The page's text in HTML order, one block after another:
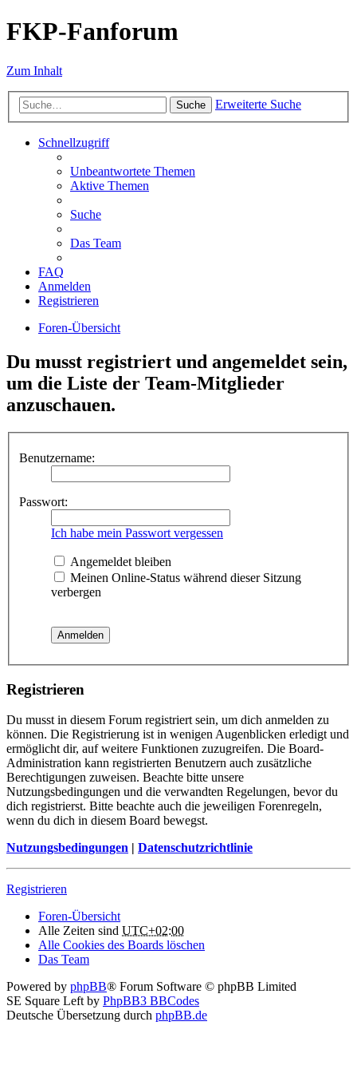
FKP-Fanforum
Zum Inhalt
Suche Erweiterte Suche
Schnellzugriff
Unbeantwortete Themen
Aktive Themen
Suche
Das Team
FAQ
Anmelden
Registrieren
Foren-Übersicht
Du musst registriert und angemeldet sein,
um die Liste der Team-Mitglieder
anzuschauen.
Benutzername:
Passwort:
Ich habe mein Passwort vergessen
Angemeldet bleiben
Meinen Online-Status während dieser Sitzung
verbergen
Registrieren
Du musst in diesem Forum registriert sein, um dich anmelden zu
können. Die Registrierung ist in wenigen Augenblicken erledigt und
ermöglicht dir, auf weitere Funktionen zuzugreifen. Die Board-
Administration kann registrierten Benutzern auch zusätzliche
Berechtigungen zuweisen. Beachte bitte unsere
Nutzungsbedingungen und die verwandten Regelungen, bevor du
dich registrierst. Bitte beachte auch die jeweiligen Forenregeln,
wenn du dich in diesem Board bewegst.
Nutzungsbedingungen | Datenschutzrichtlinie
Registrieren
Foren-Übersicht
Alle Zeiten sind UTC+02:00
Alle Cookies des Boards löschen
Das Team
Powered by phpBB® Forum Software © phpBB Limited
SE Square Left by PhpBB3 BBCodes
Deutsche Übersetzung durch phpBB.de